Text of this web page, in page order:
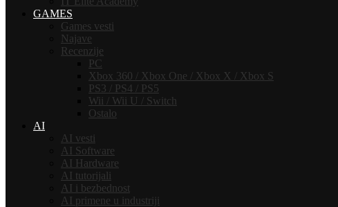
GAMES
Games vesti
Najave
Recenzije
PC
Xbox 360 / Xbox One / Xbox X / Xbox S
PS3 / PS4 / PS5
Wii / Wii U / Switch
Ostalo
AI
AI vesti
AI Software
AI Hardware
AI tutorijali
AI i bezbednost
AI primene u industriji